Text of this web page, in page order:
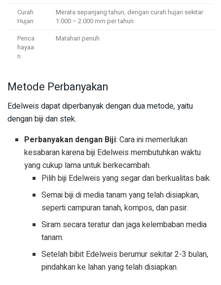
Curah
Hujan
Merata sepanjang tahun, dengan curah hujan sekitar
1.000 – 2.000 mm per tahun
Penca
hayaa
n
Matahari penuh
Metode Perbanyakan
Edelweis dapat diperbanyak dengan dua metode, yaitu
dengan biji dan stek.
Perbanyakan dengan Biji: Cara ini memerlukan
kesabaran karena biji Edelweis membutuhkan waktu
yang cukup lama untuk berkecambah.
Pilih biji Edelweis yang segar dan berkualitas baik.
Semai biji di media tanam yang telah disiapkan,
seperti campuran tanah, kompos, dan pasir.
Siram secara teratur dan jaga kelembaban media
tanam.
Setelah bibit Edelweis berumur sekitar 2-3 bulan,
pindahkan ke lahan yang telah disiapkan.